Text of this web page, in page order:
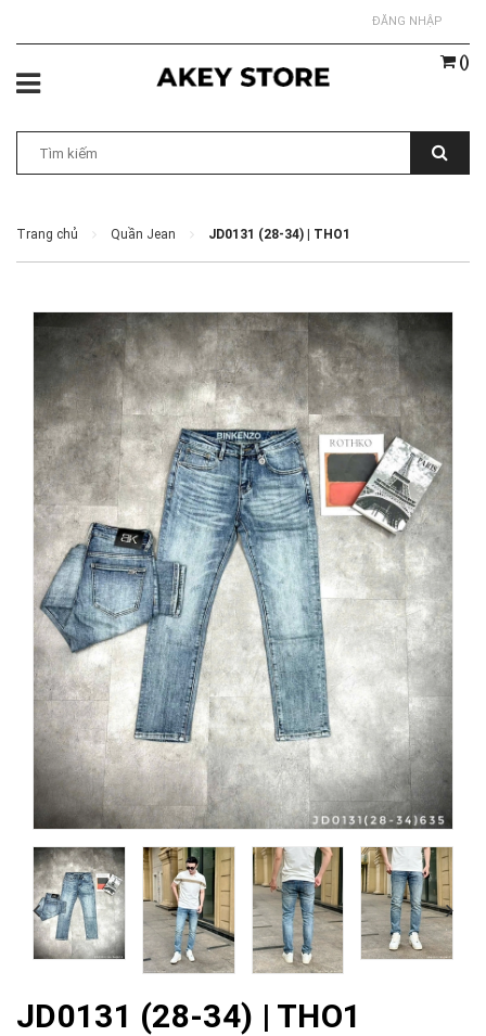
ĐĂNG NHẬP
()
Trang chủ Quần Jean JD0131 (28-34) | THO1
JD0131 (28-34) | THO1